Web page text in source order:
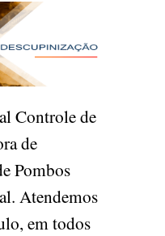
Controle de
de
Pombos
Atendemos
em todos